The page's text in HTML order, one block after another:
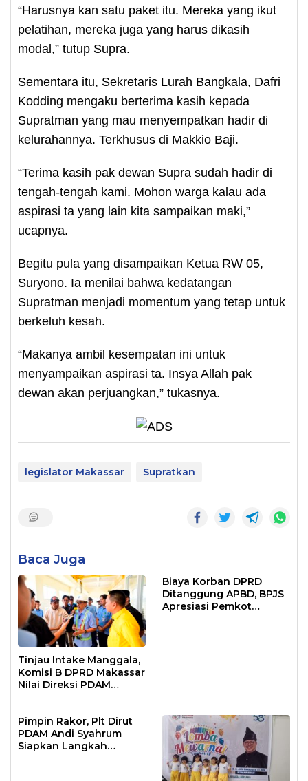
“Harusnya kan satu paket itu. Mereka yang ikut
pelatihan, mereka juga yang harus dikasih
modal,” tutup Supra.
Sementara itu, Sekretaris Lurah Bangkala, Dafri
Kodding mengaku berterima kasih kepada
Supratman yang mau menyempatkan hadir di
kelurahannya. Terkhusus di Makkio Baji.
“Terima kasih pak dewan Supra sudah hadir di
tengah-tengah kami. Mohon warga kalau ada
aspirasi ta yang lain kita sampaikan maki,”
ucapnya.
Begitu pula yang disampaikan Ketua RW 05,
Suryono. Ia menilai bahwa kedatangan
Supratman menjadi momentum yang tetap untuk
berkeluh kesah.
“Makanya ambil kesempatan ini untuk
menyampaikan aspirasi ta. Insya Allah pak
dewan akan perjuangkan,” tukasnya.
legislator Makassar Supratkan
Baca Juga
Tinjau Intake Manggala,
Komisi B DPRD Makassar
Nilai Direksi PDAM
Biaya Korban DPRD
Ditanggung APBD, BPJS
Apresiasi Pemkot
Pimpin Rakor, Plt Dirut
PDAM Andi Syahrum
Siapkan Langkah